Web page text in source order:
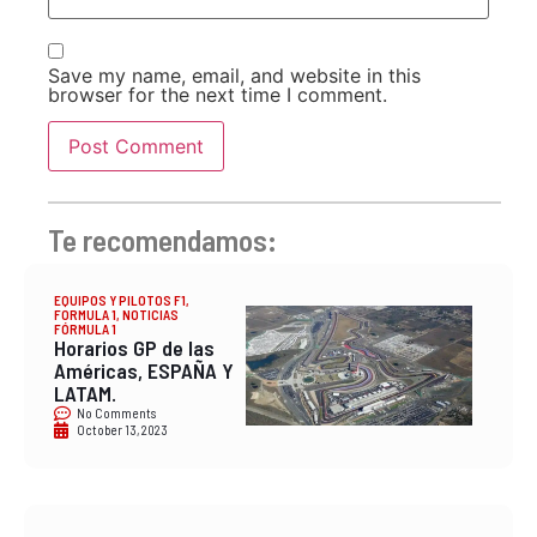
Save my name, email, and website in this
browser for the next time I comment.
Te recomendamos:
EQUIPOS Y PILOTOS F1
FORMULA 1 NOTICIAS
FÓRMULA 1
Horarios GP de las
Américas, ESPAÑA Y
LATAM.
No Comments
October 13, 2023